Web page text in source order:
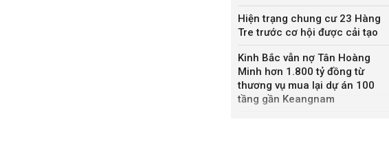
Hiện trạng chung cư 23 Hàng
Tre trước cơ hội được cải tạo
Kinh Bắc vẫn nợ Tân Hoàng
Minh hơn 1.800 tỷ đồng từ
thương vụ mua lại dự án 100
tầng gần Keangnam